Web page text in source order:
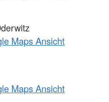
Maps Ansicht
Maps Ansicht